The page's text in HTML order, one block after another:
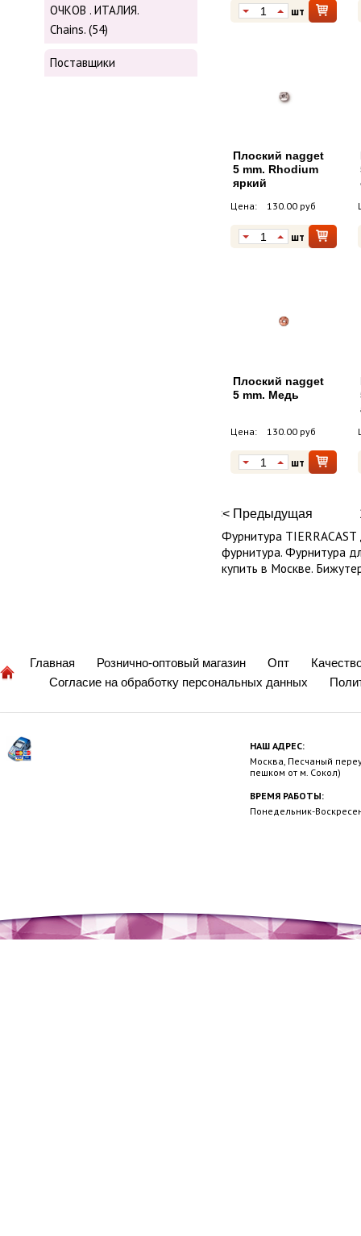
ОЧКОВ . ИТАЛИЯ.
Chains. (54)
Поставщики
шт
Плоский nagget
5 mm. Rhodium
яркий
Цена: 130.00 руб
шт
Плоский nagget
5 mm. Медь
Цена: 130.00 руб
шт
<< Предыдущая
Фурнитура
фурнитура. Фурнитура
купить в Москве.
Главная Рознично-оптовый магазин Опт
Согласие на обработку персональных данных
НАШ АДРЕС:
Москва, Песчаный
пешком от м. Сокол)
ВРЕМЯ РАБОТЫ:
Понедельник-